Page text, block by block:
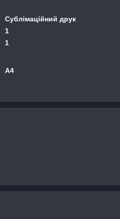
Сублімаційний друк
1
1
А4